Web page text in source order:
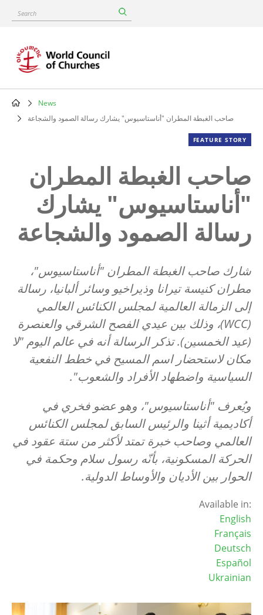
content
Search
Breadcrumb
News
صاحب الغبطة المطران "أناستاسيوس" يشارك رسالة الصمود والشجاعة
FEATURE STORY
صاحب الغبطة المطران
"أناستاسيوس" يشارك
رسالة الصمود والشجاعة
شارك صاحب الغبطة المطران "أناستاسيوس"،
مطران كنيسة تيرانا وذيراخيو وسائر ألبانيا، رسالة
إلى الزمالة العالمية لمجلس الكنائس العالمي
(
WCC)، وذلك بين عيدي الفصح الشرقي والعنصرة
(عيد الخمسين). تذكر الرسالة أنه في عالم اليوم "لا
مكان لاستحضار اسم المسيح في خطط النفعية
السياسية واضطهاد الأفراد والشعوب".
ويُعرف "أناستاسيوس"، وهو عضو فخري في
أكاديمية أثينا والرئيس السابق لمجلس الكنائس
العالمي وصاحب خبرة تمتد لأكثر من ستة عقود في
الحركة المسكونية، بأنّه رسول سلام وحكمة في
الحوار بين الأديان والأوساط الدولية.
Available in:
English
Français
Deutsch
Español
Ukrainian
Image